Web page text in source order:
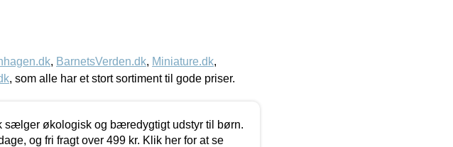
, BarnetsVerden.dk, Miniature.dk,
, som alle har et stort sortiment til gode priser.
sælger økologisk og bæredygtigt udstyr til børn.
og fri fragt over 499 kr. Klik her for at se